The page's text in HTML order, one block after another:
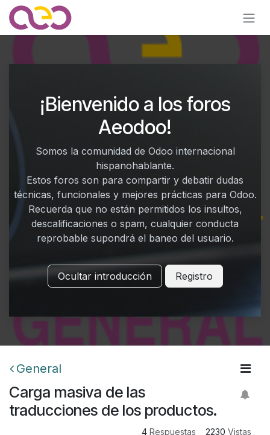
Ir al contenido
¡Bienvenido a los foros
Aeodoo!
Somos la comunidad de Odoo internacional
hispanohablante.
Estos foros son para compartir y debatir dudas
técnicas, funcionales y mejores prácticas para Odoo.
Recuerda que no están permitidos los insultos,
descalificaciones o spam, cualquier conducta
reprobable supondrá el baneo del usuario.
Ocultar introducción Registro
General
Carga masiva de las
traducciones de los productos.
4 Respuestas 2230 Vistas